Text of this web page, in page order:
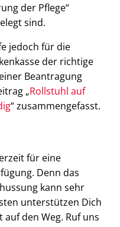
der Pflege“
sind.
jedoch für die
der richtige
Beantragung
„Rollstuhl auf
“ zusammengefasst.
für eine
Denn das
kann sehr
unterstützen Dich
den Weg. Ruf uns